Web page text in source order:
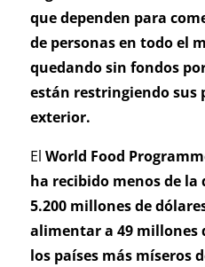
que dependen para
de personas en todo el
quedando sin fondos
están restringiendo sus
exterior.
El World Food
ha recibido menos de la
5.200 millones de
alimentar a 49 millones
los países más míseros